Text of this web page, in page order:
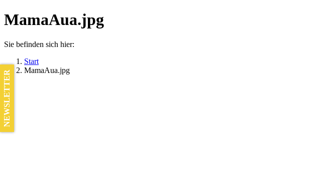
MamaAua.jpg
Sie befinden sich hier:
Start
MamaAua.jpg
NEWSLETTER